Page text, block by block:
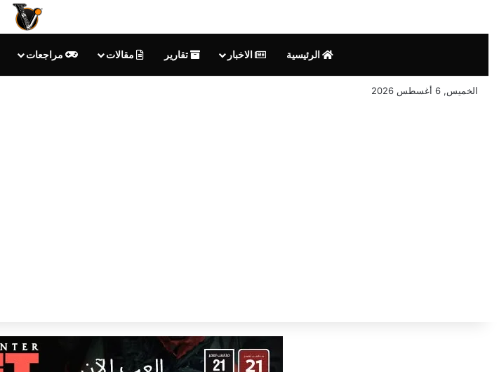
الرئيسية الاخبار تقارير مقالات مراجعات
الخميس, 6 أغسطس 2026